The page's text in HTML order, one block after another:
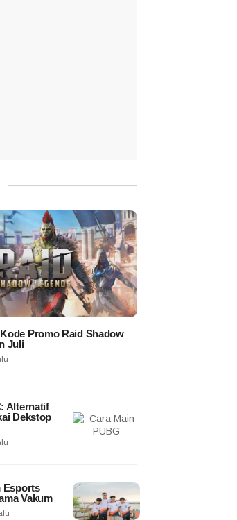
Promo Raid Shadow
Juli
Alternatif
Dekstop
Esports
Vakum